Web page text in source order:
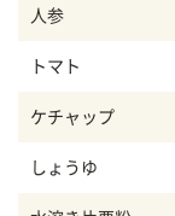
人参
トマト
ケチャップ
しょうゆ